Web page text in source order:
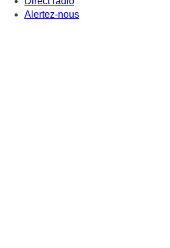
Alertez-nous